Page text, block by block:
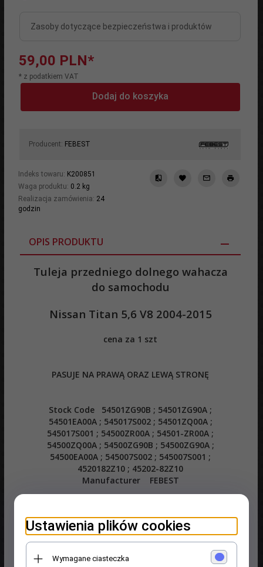
Zasoby dotyczące bezpieczeństwa i produktów
59,00 PLN*
* z podatkiem VAT
Dodaj do koszyka
Producent: FEBEST
Indeks towaru: K200851
Waga produktu: 0.2 kg
Realizacja zamówienia: 24
godzin
OPIS PRODUKTU
Tuleja przedniego dolnego wahacza
do samochodu
Nissan Titan 5,6 V8 2004-2015
cena za 1 szt
PASUJE NA PRAWĄ ORAZ LEWĄ STRONĘ
Stock Code 54501ZG90B ; 54501ZG90A ;
54501EA00A ; 545017S002 ; 54501ZQ00A ;
545017S001 ; 54500ZR00A ; 54501-ZR00A ;
54500ZQ00A ; 54500ZG90B ; 54500ZG90A ;
54500EA00A ; 545007S002 ; 545007S001 ;
4520182Z10 ; 45202-82Z10
Manufacturer FEBEST
Ustawienia plików cookies
Wymagane ciasteczka